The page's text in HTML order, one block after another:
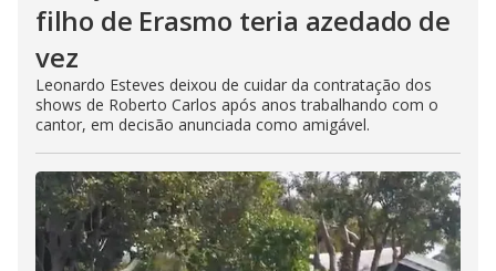
filho de Erasmo teria azedado de
vez
Leonardo Esteves deixou de cuidar da contratação dos
shows de Roberto Carlos após anos trabalhando com o
cantor, em decisão anunciada como amigável.